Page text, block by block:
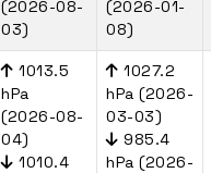
(2026-08-
03)
(2026-01-
08)
1013.5
hPa
(2026-08-
04)
1010.4
1027.2
hPa (2026-
03-03)
985.4
hPa (2026-